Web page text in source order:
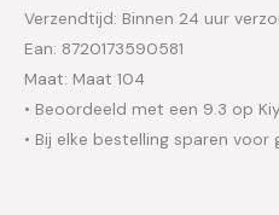
Verzendtijd: Binnen 24 uur
Ean: 8720173590581
Maat: Maat 104
• Beoordeeld met een 9.3 op
• Bij elke bestelling sparen voor